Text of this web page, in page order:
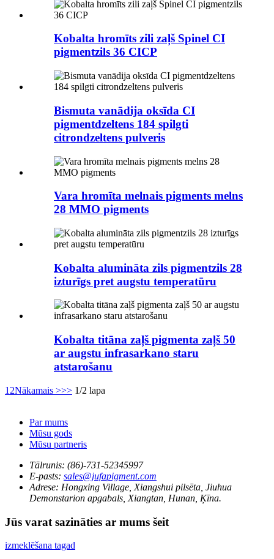
Kobalta hromīts zili zaļš Spinel CI
pigmentzils 36 CICP
Bismuta vanādija oksīda CI
pigmentdzeltens 184 spilgti
citrondzeltens pulveris
Vara hromīta melnais pigments melns
28 MMO pigments
Kobalta alumināta zils pigmentzils 28
izturīgs pret augstu temperatūru
Kobalta titāna zaļš pigmenta zaļš 50
ar augstu infrasarkano staru
atstarošanu
1 2Nākamais >>> 1/2 lapa
Par mums
Mūsu gods
Mūsu partneris
Tālrunis: (86)-731-52345997
E-pasts: sales@jufapigment.com
Adrese: Hongxing Village, Xiangshui pilsēta, Jiuhua
Demonstarion apgabals, Xiangtan, Hunan, Ķīna.
Jūs varat sazināties ar mums šeit
izmeklēšana tagad